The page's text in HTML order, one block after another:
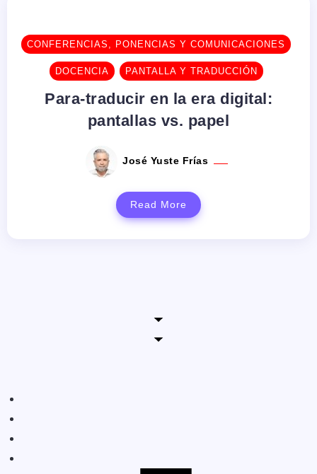
CONFERENCIAS, PONENCIAS Y COMUNICACIONES
DOCENCIA PANTALLA Y TRADUCCIÓN
Para-traducir en la era digital:
pantallas vs. papel
José Yuste Frías
Read More